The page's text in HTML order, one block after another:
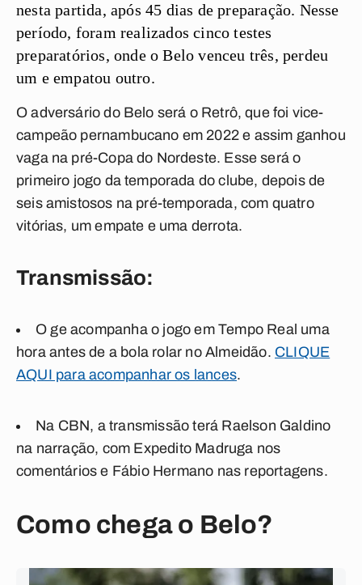
nesta partida, após 45 dias de preparação. Nesse
período, foram realizados cinco testes
preparatórios, onde o Belo venceu três, perdeu
um e empatou outro.
O adversário do Belo será o Retrô, que foi vice-
campeão pernambucano em 2022 e assim ganhou
vaga na pré-Copa do Nordeste. Esse será o
primeiro jogo da temporada do clube, depois de
seis amistosos na pré-temporada, com quatro
vitórias, um empate e uma derrota.
Transmissão:
O ge acompanha o jogo em Tempo Real uma
hora antes de a bola rolar no Almeidão. CLIQUE
AQUI para acompanhar os lances.
Na CBN, a transmissão terá Raelson Galdino
na narração, com Expedito Madruga nos
comentários e Fábio Hermano nas reportagens.
Como chega o Belo?